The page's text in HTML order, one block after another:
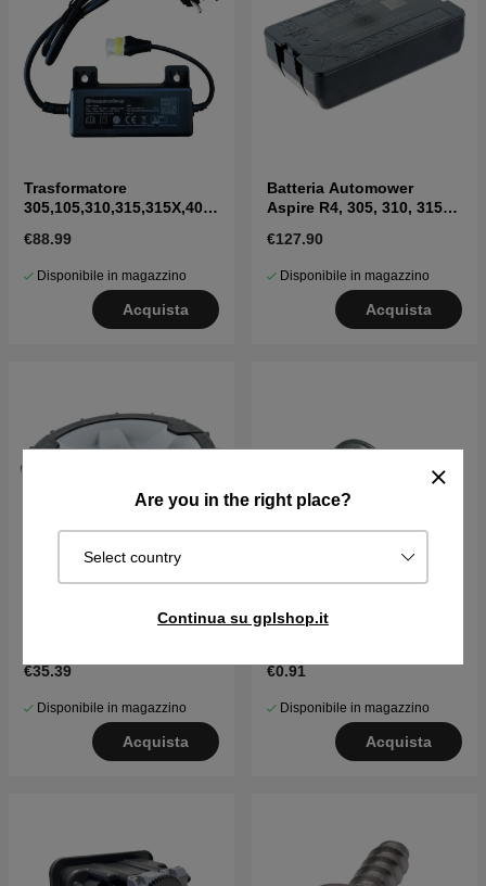
Are you in the right place?
Select country
Continua su gplshop.it
Trasformatore
305,105,310,315,315X,405
Mark II
€88.99
Disponibile in magazzino
Acquista
Batteria Automower
Aspire R4, 305, 310, 315
€127.90
Disponibile in magazzino
Acquista
Ruota 310, 315, 305(2020)
€35.39
Disponibile in magazzino
Acquista
Vite
€0.91
Disponibile in magazzino
Acquista